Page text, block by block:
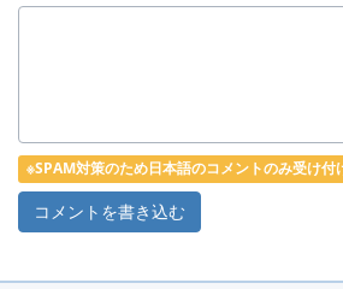
※SPAM対策のため日本語のコメントのみ受け付